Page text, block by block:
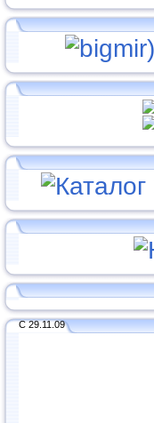
С 29.11.09